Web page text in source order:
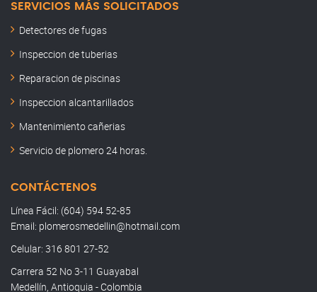
SERVICIOS MÁS SOLICITADOS
Detectores de fugas
Inspeccion de tuberias
Reparacion de piscinas
Inspeccion alcantarillados
Mantenimiento cañerias
Servicio de plomero 24 horas.
CONTÁCTENOS
Línea Fácil: (604) 594 52-85
Email: plomerosmedellin@hotmail.com
Celular: 316 801 27-52
Carrera 52 No 3-11 Guayabal
Medellín, Antioquia - Colombia